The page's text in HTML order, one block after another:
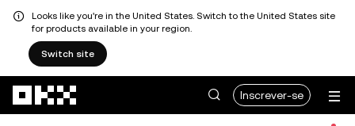
Looks like you're in the United States. Switch to the United States site
for products available in your region.
Switch site
Inscrever-se